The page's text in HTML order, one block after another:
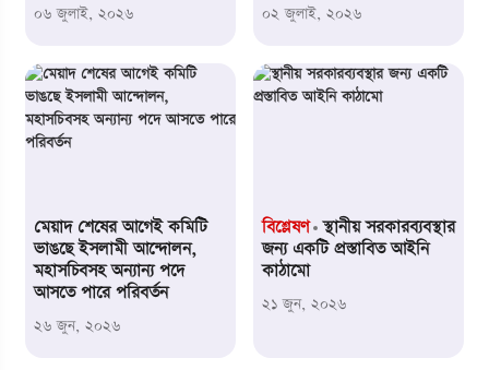
০৬ জুলাই, ২০২৬ ০২ জুলাই, ২০২৬
মেয়াদ শেষের আগেই কমিটি
ভাঙছে ইসলামী আন্দোলন,
মহাসচিবসহ অন্যান্য পদে
আসতে পারে পরিবর্তন
২৬ জুন, ২০২৬
বিশ্লেষণ স্থানীয় সরকারব্যবস্থার
জন্য একটি প্রস্তাবিত আইনি
কাঠামো
২১ জুন, ২০২৬